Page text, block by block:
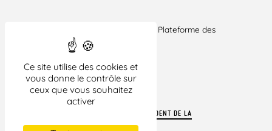
Ce site utilise des cookies et
vous donne le contrôle sur
ceux que vous souhaitez
activer
Mme Claude Léostic, Présidente de la Plateforme des
ONG françaises pour la Palestine
Paris, le 30 mai 2018
TÉLÉCHARGEZ LA LETTRE ADRESSÉE AU PRÉSIDENT DE LA
RÉPUBLIQUE AU FORMAT PDF